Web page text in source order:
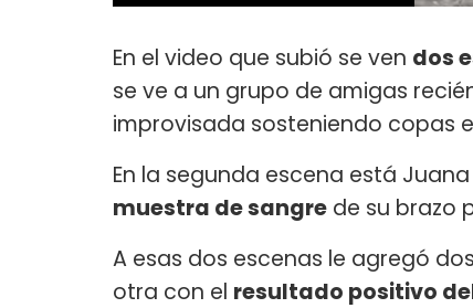
En el video que subió se ven dos
se ve a un grupo de amigas
improvisada sosteniendo copas
En la segunda escena está
muestra de sangre de su brazo
A esas dos escenas le agregó
otra con el resultado positivo